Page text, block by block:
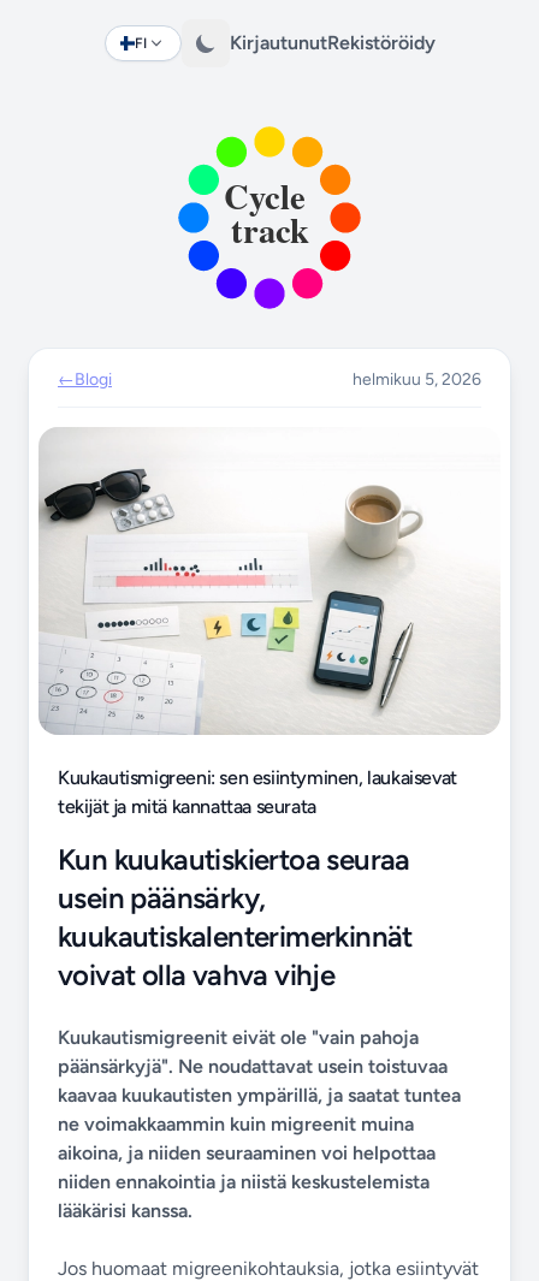
FI
Change languageKirjautunutRekistöröidy
←Blogi helmikuu 5, 2026
Kuukautismigreeni: sen esiintyminen, laukaisevat
tekijät ja mitä kannattaa seurata
Kun kuukautiskiertoa seuraa
usein päänsärky,
kuukautiskalenterimerkinnät
voivat olla vahva vihje
Kuukautismigreenit eivät ole "vain pahoja
päänsärkyjä". Ne noudattavat usein toistuvaa
kaavaa kuukautisten ympärillä, ja saatat tuntea
ne voimakkaammin kuin migreenit muina
aikoina, ja niiden seuraaminen voi helpottaa
niiden ennakointia ja niistä keskustelemista
lääkärisi kanssa.
Jos huomaat migreenikohtauksia, jotka esiintyvät